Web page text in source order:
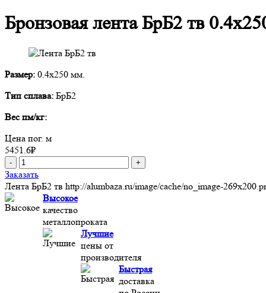
Бронзовая лента БрБ2 тв
Размер: 0.4x250 мм.
Тип сплава: БрБ2
Вес пм/кг:
Цена пог. м
5451.6₽
- +
Заказать
Лента БрБ2 тв http://alumbaza.ru/image/cache/no_image-
Высокое
качество
металлопроката
Лучшие
цены от
производителя
Быстрая
доставка